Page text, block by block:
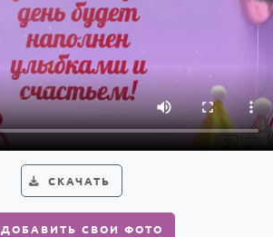
СКАЧАТЬ
ДОБАВИТЬ СВОИ ФОТО